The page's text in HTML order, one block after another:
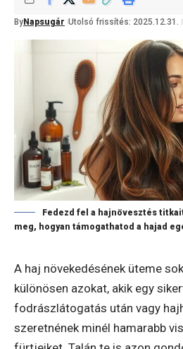
By Napsugár Utolsó frissítés: 2025.12.31.
Fedezd fel a hajnövesztés
meg, hogyan támogathatod a hajad
A haj növekedésének üteme
különösen azokat, akik egy
fodrászlátogatás után vagy
szeretnének minél hamarabb